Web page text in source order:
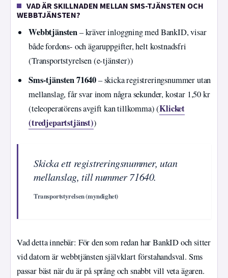
VAD ÄR SKILLNADEN MELLAN SMS-TJÄNSTEN OCH
WEBBTJÄNSTEN?
Webbtjänsten– kräver inloggning med BankID, visar
både fordons- och ägaruppgifter, helt kostnadsfri
(Transportstyrelsen (e-tjänster))
Sms-tjänsten 71640– skicka registreringsnummer utan
mellanslag, får svar inom några sekunder, kostar 1,50 kr
(teleoperatörens avgift kan tillkomma) (Klicket
(tredjepartstjänst))
Skicka ett registreringsnummer, utan
mellanslag, till nummer 71640.
Transportstyrelsen (myndighet)
Vad detta innebär: För den som redan har BankID och sitter
vid datorn är webbtjänsten självklart förstahandsval. Sms
passar bäst när du är på språng och snabbt vill veta ägaren.